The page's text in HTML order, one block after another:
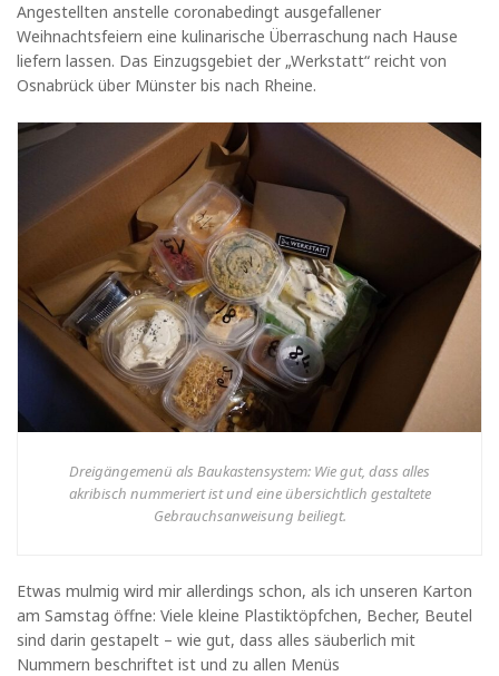
Angestellten anstelle coronabedingt ausgefallener
Weihnachtsfeiern eine kulinarische Überraschung nach Hause
liefern lassen. Das Einzugsgebiet der „Werkstatt“ reicht von
Osnabrück über Münster bis nach Rheine.
Dreigängemenü als Baukastensystem: Wie gut, dass alles
akribisch nummeriert ist und eine übersichtlich gestaltete
Gebrauchsanweisung beiliegt.
Etwas mulmig wird mir allerdings schon, als ich unseren Karton
am Samstag öffne: Viele kleine Plastiktöpfchen, Becher, Beutel
sind darin gestapelt – wie gut, dass alles säuberlich mit
Nummern beschriftet ist und zu allen Menüs